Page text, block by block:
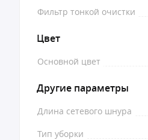
Фильтр тонкой очистки
Цвет
Основной цвет
Другие параметры
Длина сетевого шнура
Тип уборки